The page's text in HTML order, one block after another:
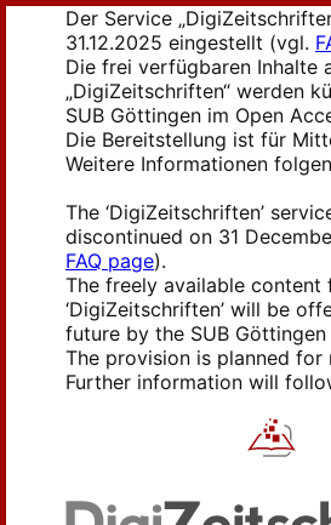
Der Service
31.12.2025 eingestellt (vgl.
Die frei verfügbaren Inhalte
„DigiZeitschriften“ werden
SUB Göttingen im Open
Die Bereitstellung ist für
Weitere Informationen
The ‘DigiZeitschriften’
discontinued on 31
FAQ page).
The freely available content
‘DigiZeitschriften’ will be
future by the SUB
The provision is planned for
Further information will